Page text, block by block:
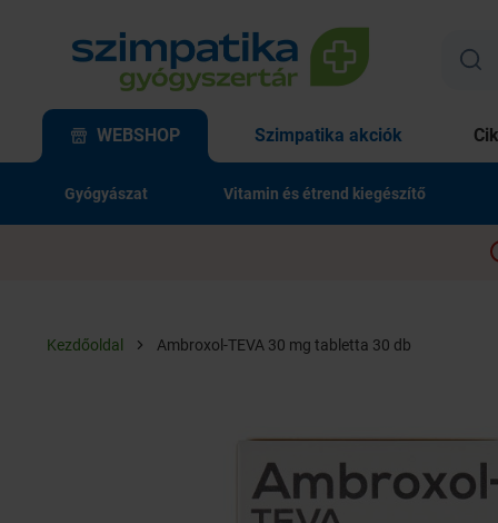
WEBSHOP Szimpatika akciók
Gyógyászat Vitamin és étrend kiegészítő
Kezdőoldal Ambroxol-TEVA 30 mg tabletta 30 db